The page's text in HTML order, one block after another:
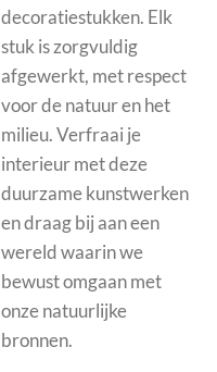
decoratiestukken. Elk
stuk is zorgvuldig
afgewerkt, met respect
voor de natuur en het
milieu. Verfraai je
interieur met deze
duurzame kunstwerken
en draag bij aan een
wereld waarin we
bewust omgaan met
onze natuurlijke
bronnen.